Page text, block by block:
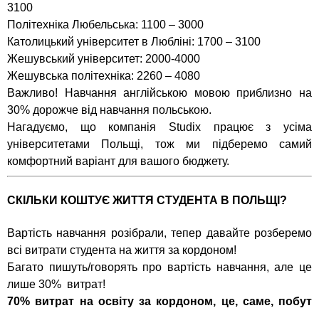
3100
Політехніка Любельська: 1100 – 3000
Католицький університет в Любліні: 1700 – 3100
Жешувський університет: 2000-4000
Жешувська політехніка: 2260 – 4080
Важливо! Навчання англійською мовою приблизно на
30% дорожче від навчання польською.
Нагадуємо, що компанія Studix працює з усіма
університетами Польщі, тож ми підберемо самий
комфортний варіант для вашого бюджету.
СКІЛЬКИ КОШТУЄ ЖИТТЯ СТУДЕНТА В ПОЛЬЩІ?
Вартість навчання розібрали, тепер давайте розберемо
всі витрати студента на життя за кордоном!
Багато пишуть/говорять про вартість навчання, але це
лише 30% витрат!
70% витрат на освіту за кордоном, це, саме, побут